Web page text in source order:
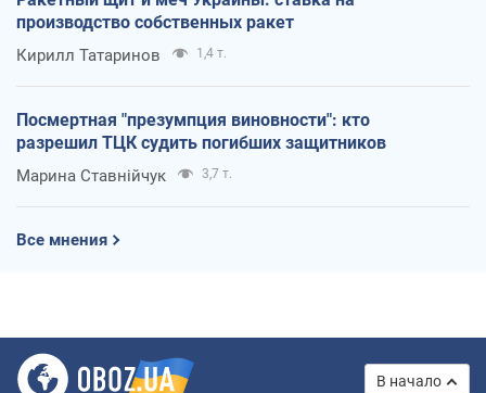
производство собственных ракет
Кирилл Татаринов 1,4 т.
Посмертная "презумпция виновности": кто
разрешил ТЦК судить погибших защитников
Марина Ставнійчук 3,7 т.
Все мнения
В начало